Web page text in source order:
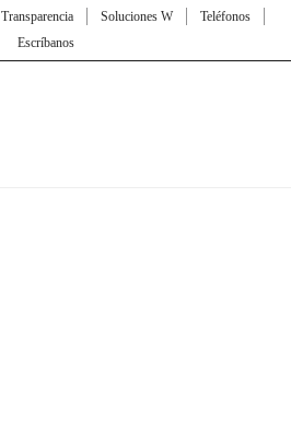
Transparencia Soluciones W
Teléfonos
Escríbanos